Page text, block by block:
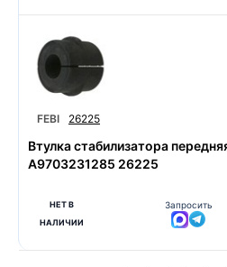
FEBI 26225
Втулка стабилизатора
A9703231285 26225
НЕТ В
НАЛИЧИИ
Запросить